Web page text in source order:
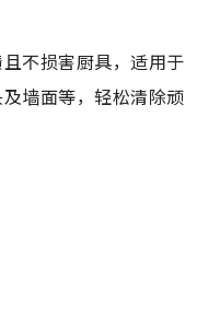
不损害厨具，适用于
墙面等，轻松清除顽